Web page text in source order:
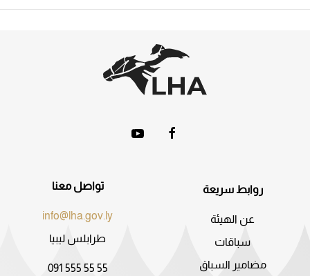
روابط سريعة
عن الهيئة
سباقات
مضامير السباق
تواصل معنا
info@lha.gov.ly
طرابلس ليبيا
091 555 55 55